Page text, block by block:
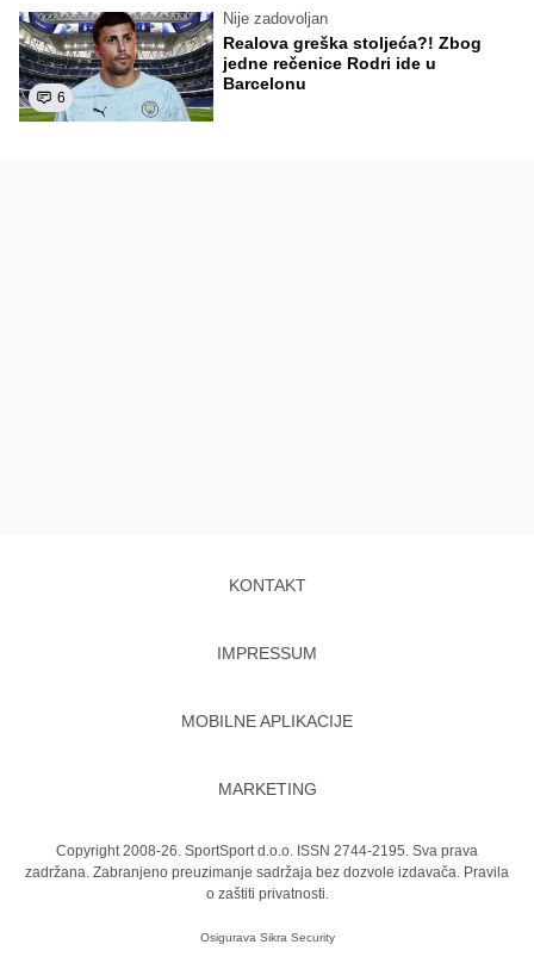
6
Nije zadovoljan
Realova greška stoljeća?! Zbog
jedne rečenice Rodri ide u
Barcelonu
KONTAKT
IMPRESSUM
MOBILNE APLIKACIJE
MARKETING
Copyright 2008-26. SportSport d.o.o. ISSN 2744-2195. Sva prava
zadržana. Zabranjeno preuzimanje sadržaja bez dozvole izdavača. Pravila
o zaštiti privatnosti.
Osigurava Sikra Security